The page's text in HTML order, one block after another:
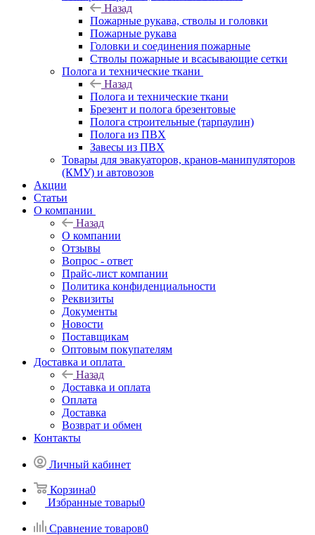
Назад
Пожарные рукава, стволы и головки
Пожарные рукава
Головки и соединения пожарные
Стволы пожарные и всасывающие сетки
Полога и технические ткани
Назад
Полога и технические ткани
Брезент и полога брезентовые
Полога строительные (тарпаулин)
Полога из ПВХ
Завесы из ПВХ
Товары для эвакуаторов, кранов-манипуляторов
(КМУ) и автовозов
Акции
Статьи
О компании
Назад
О компании
Отзывы
Вопрос - ответ
Прайс-лист компании
Политика конфиденциальности
Реквизиты
Документы
Новости
Поставщикам
Оптовым покупателям
Доставка и оплата
Назад
Доставка и оплата
Оплата
Доставка
Возврат и обмен
Контакты
Личный кабинет
Корзина0
Избранные товары0
Сравнение товаров0